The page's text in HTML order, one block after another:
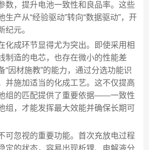
数，提升电池一致性和良品率。这些
产从“经验驱动”转向“数据驱动”，开
纪元。
化成环节显得尤为突出。即使采用相
制造的电芯，也存在微小的性能差
“因材施教”的能力，通过分选功能识
并施加适当的化成工艺。这不仅提高
组的匹配提供了重要依据——一致性
组，才能发挥最大效能并确保长期可
可忽视的重要功能。首次充放电过程